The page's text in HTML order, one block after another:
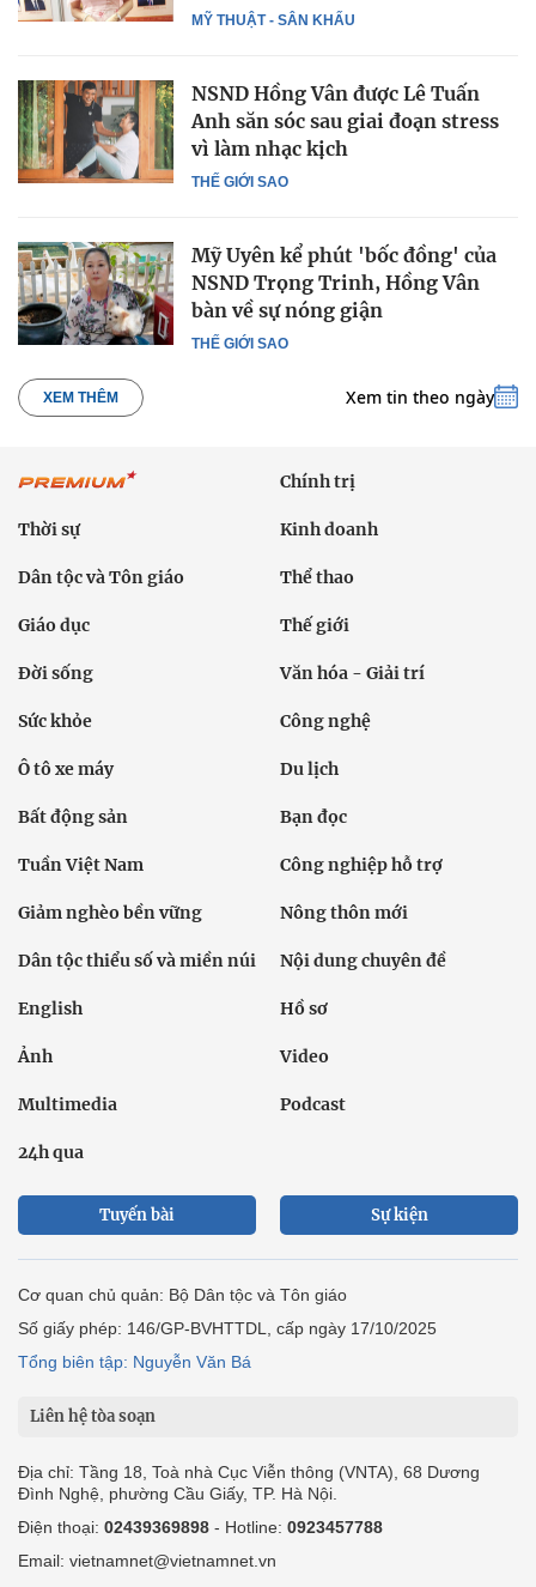
MỸ THUẬT - SÂN KHẤU
THẾ GIỚI SAO
NSND Hồng Vân được Lê Tuấn
Anh săn sóc sau giai đoạn stress
vì làm nhạc kịch
THẾ GIỚI SAO
Mỹ Uyên kể phút 'bốc đồng' của
NSND Trọng Trinh, Hồng Vân
bàn về sự nóng giận
XEM THÊM Xem tin theo ngày
Chính trị
Thời sự Kinh doanh
Dân tộc và Tôn giáo Thể thao
Giáo dục Thế giới
Đời sống Văn hóa - Giải trí
Sức khỏe Công nghệ
Ô tô xe máy Du lịch
Bất động sản Bạn đọc
Tuần Việt Nam Công nghiệp hỗ trợ
Giảm nghèo bền vững Nông thôn mới
Dân tộc thiểu số và miền núi Nội dung chuyên đề
English Hồ sơ
Ảnh Video
Multimedia Podcast
24h qua
Tuyến bài Sự kiện
Cơ quan chủ quản: Bộ Dân tộc và Tôn giáo
Số giấy phép: 146/GP-BVHTTDL, cấp ngày 17/10/2025
Tổng biên tập: Nguyễn Văn Bá
Liên hệ tòa soạn
Địa chỉ: Tầng 18, Toà nhà Cục Viễn thông (VNTA), 68 Dương
Đình Nghệ, phường Cầu Giấy, TP. Hà Nội.
Điện thoại: 02439369898 - Hotline: 0923457788
Email: vietnamnet@vietnamnet.vn